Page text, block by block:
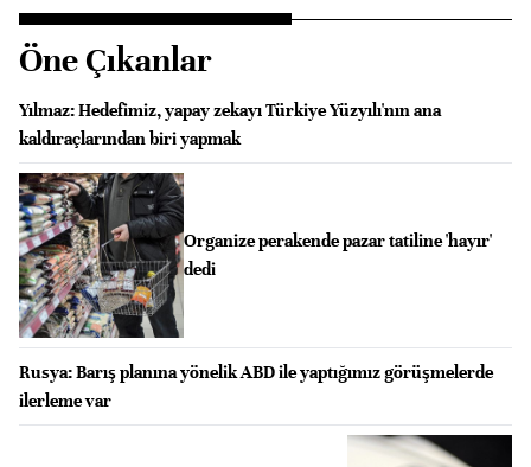
Öne Çıkanlar
Yılmaz: Hedefimiz, yapay zekayı Türkiye Yüzyılı'nın ana
kaldıraçlarından biri yapmak
Organize perakende pazar tatiline 'hayır'
dedi
Rusya: Barış planına yönelik ABD ile yaptığımız görüşmelerde
ilerleme var